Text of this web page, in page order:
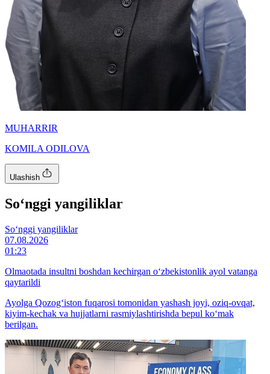
MUHARRIR
KOMILA ODILOVA
Ulashish
So‘nggi yangiliklar
So‘nggi yangiliklar
07.08.2026
01:23
Olmaotada insultni boshdan kechirgan o‘zbekistonlik ayol vatanga
qaytarildi
Ayolga Qozog‘iston fuqarosi tomonidan yashash joyi, oziq-ovqat,
kiyim-kechak va hujjatlarni rasmiylashtirishda bepul ko‘mak
berilgan.